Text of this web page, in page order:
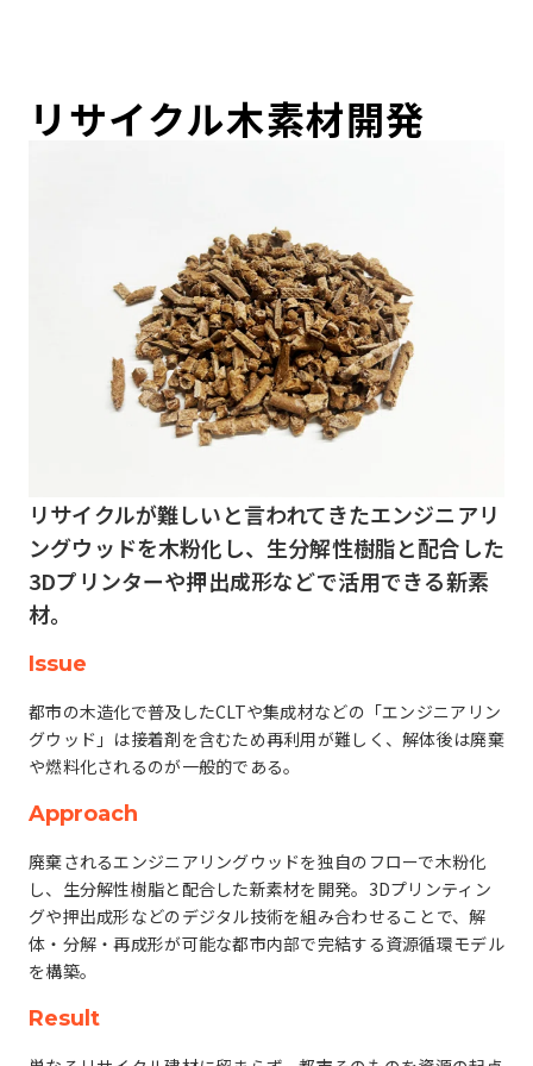
リサイクル木素材開発
リサイクルが難しいと言われてきたエンジニアリ
ングウッドを木粉化し、生分解性樹脂と配合した
3Dプリンターや押出成形などで活用できる新素
材。
Issue
都市の木造化で普及したCLTや集成材などの「エンジニアリン
グウッド」は接着剤を含むため再利用が難しく、解体後は廃棄
や燃料化されるのが一般的である。
Approach
廃棄されるエンジニアリングウッドを独自のフローで木粉化
し、生分解性樹脂と配合した新素材を開発。3Dプリンティン
グや押出成形などのデジタル技術を組み合わせることで、解
体・分解・再成形が可能な都市内部で完結する資源循環モデル
を構築。
Result